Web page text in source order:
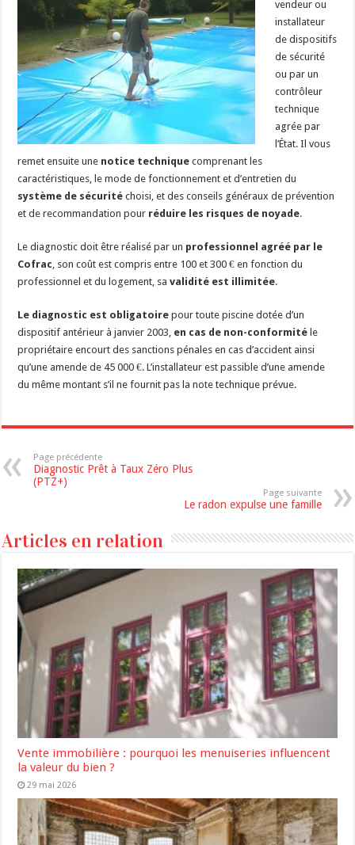
vendeur ou
installateur
de dispositifs
de sécurité
ou par un
contrôleur
technique
agrée par
l’État. Il vous
remet ensuite une notice technique comprenant les
caractéristiques, le mode de fonctionnement et d’entretien du
système de sécurité choisi, et des conseils généraux de prévention
et de recommandation pour réduire les risques de noyade.
Le diagnostic doit être réalisé par un professionnel agréé par le
Cofrac , son coût est compris entre 100 et 300 € en fonction du
professionnel et du logement, savalidité est illimitée.
Le diagnostic est obligatoire pour toute piscine dotée d’un
dispositif antérieur à janvier 2003, en cas de non-conformité le
propriétaire encourt des sanctions pénales en cas d’accident ainsi
qu’une amende de 45 000 €. L’installateur est passible d’une amende
du même montant s’il ne fournit pas la note technique prévue.
Page précédente
Diagnostic Prêt à Taux Zéro Plus
(PTZ+)
Page suivante
Le radon expulse une famille
Articles en relation
Vente immobilière : pourquoi les menuiseries influencent
la valeur du bien ?
29 mai 2026